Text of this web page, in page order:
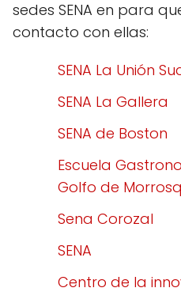
sedes SENA en para
contacto con ellas:
SENA La Unión
SENA La Gallera
SENA de Boston
Escuela
Golfo de
Sena Corozal
SENA
Centro de la